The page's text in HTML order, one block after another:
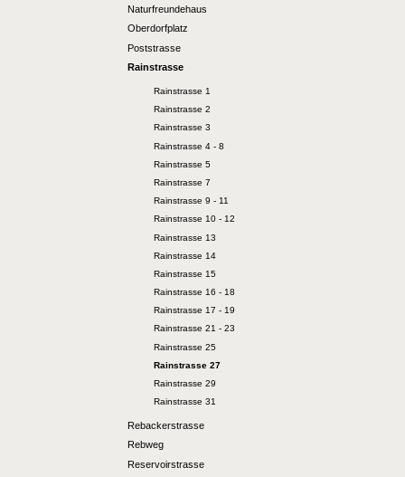
Naturfreundehaus
Oberdorfplatz
Poststrasse
Rainstrasse
Rainstrasse 1
Rainstrasse 2
Rainstrasse 3
Rainstrasse 4 - 8
Rainstrasse 5
Rainstrasse 7
Rainstrasse 9 - 11
Rainstrasse 10 - 12
Rainstrasse 13
Rainstrasse 14
Rainstrasse 15
Rainstrasse 16 - 18
Rainstrasse 17 - 19
Rainstrasse 21 - 23
Rainstrasse 25
Rainstrasse 27
Rainstrasse 29
Rainstrasse 31
Rebackerstrasse
Rebweg
Reservoirstrasse